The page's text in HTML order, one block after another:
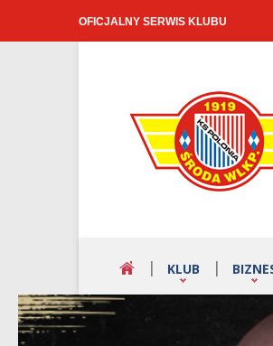
OFICJALNY SERWIS KLUBU
KLUB